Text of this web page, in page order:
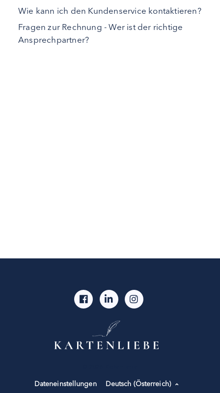
Wie kann ich den Kundenservice kontaktieren?
Fragen zur Rechnung - Wer ist der richtige
Ansprechpartner?
Dateneinstellungen Deutsch (Österreich)